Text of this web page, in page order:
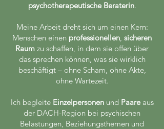
psychotherapeutische Beraterin.
Meine Arbeit dreht sich um einen Kern:
Menschen einen professionellen, sicheren
Raum zu schaffen, in dem sie offen über
das sprechen können, was sie wirklich
beschäftigt – ohne Scham, ohne Akte,
ohne Wartezeit.
Ich begleite Einzelpersonen und Paare aus
der DACH-Region bei psychischen
Belastungen, Beziehungsthemen und